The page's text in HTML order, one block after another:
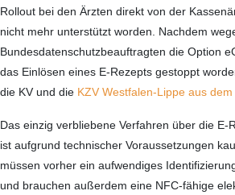
Rollout bei den Ärzten direkt von der
nicht mehr unterstützt worden. Nachdem
Bundesdatenschutzbeauftragten die Option
das Einlösen eines E-Rezepts gestoppt
die KV und die KZV Westfalen-Lippe aus
Das einzig verbliebene Verfahren über die E-
ist aufgrund technischer Voraussetzungen
müssen vorher ein aufwendiges
und brauchen außerdem eine NFC-fähige